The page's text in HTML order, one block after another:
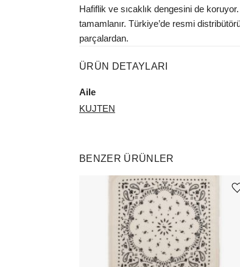
Hafiflik ve sıcaklık dengesini de
tamamlanır. Türkiye’de resmi
parçalardan.
ÜRÜN DETAYLARI
Aile
KUJTEN
BENZER ÜRÜNLER